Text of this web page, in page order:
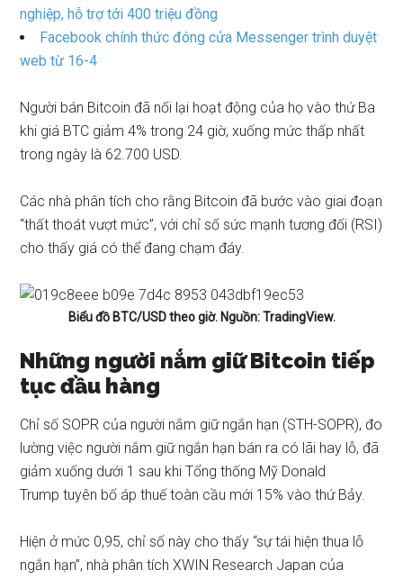
nghiệp, hỗ trợ tới 400 triệu đồng
Facebook chính thức đóng cửa Messenger trình duyệt
web từ 16-4
Người bán Bitcoin đã nối lại hoạt động của họ vào thứ Ba
khi giá BTC giảm 4% trong 24 giờ, xuống mức thấp nhất
trong ngày là 62.700 USD.
Các nhà phân tích cho rằng Bitcoin đã bước vào giai đoạn
“thất thoát vượt mức”, với chỉ số sức mạnh tương đối (RSI)
cho thấy giá có thể đang chạm đáy.
Biểu đồ BTC/USD theo giờ. Nguồn: TradingView.
Những người nắm giữ Bitcoin tiếp
tục đầu hàng
Chỉ số SOPR của người nắm giữ ngắn hạn (STH-SOPR), đo
lường việc người nắm giữ ngắn hạn bán ra có lãi hay lỗ, đã
giảm xuống dưới 1 sau khi Tổng thống Mỹ Donald
Trumptuyên bố áp thuế toàn cầu mới 15% vào thứ Bảy.
Hiện ở mức 0,95, chỉ số này cho thấy “sự tái hiện thua lỗ
ngắn hạn”, nhà phân tích XWIN Research Japan của